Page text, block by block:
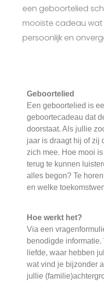
een geboortelied
mooiste cadeau wat
persoonlijk en
Geboortelied
Een geboortelied is
geboortecadeau dat
doorstaat. Als jullie
jaar is draagt hij of zij
zich mee. Hoe mooi
terug te kunnen
alles begon? Te
en welke
Hoe werkt het?
Via een
benodigde
liefde, waar hebben
wat vind je bijzonder
jullie